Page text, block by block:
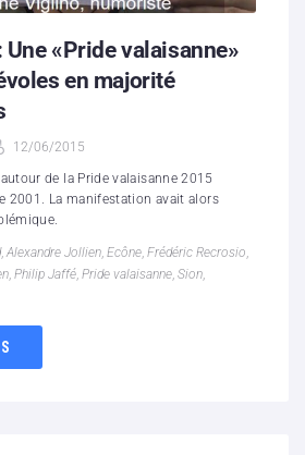
«Pride valaisanne»
en majorité
12/06/2015
de la Pride valaisanne 2015
2001. La manifestation avait alors
, Alexandre Jollien, Ecône, Frédéric Recrosio,
, Philip Jaffé, Pride valaisanne, Sion,